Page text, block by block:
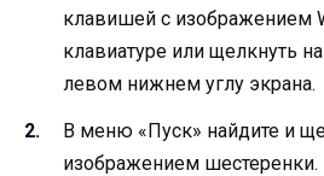
клавишей с изображением
клавиатуре или щелкнуть
левом нижнем углу экрана.
В меню «Пуск» найдите и
изображением шестеренки.